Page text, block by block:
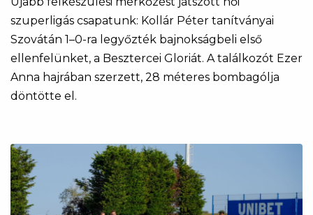
szuperligás csapatunk: Kollár Péter tanítványai
Szovátán 1–0-ra legyőzték bajnokságbeli első
ellenfelünket, a Besztercei Gloriát. A találkozót Ezer
Anna hajrában szerzett, 28 méteres bombagólja
döntötte el.